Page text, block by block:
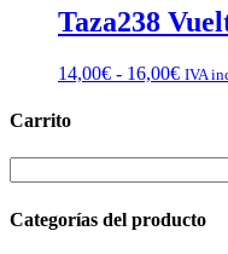
desde
Taza238
14,00€ - 16,00€Rango
hasta
IVA
Carrito
Categorías del producto